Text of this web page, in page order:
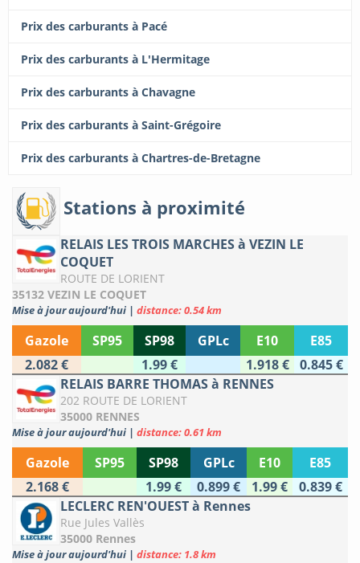
Prix des carburants à Pacé
Prix des carburants à L'Hermitage
Prix des carburants à Chavagne
Prix des carburants à Saint-Grégoire
Prix des carburants à Chartres-de-Bretagne
Stations à proximité
RELAIS LES TROIS MARCHES à VEZIN LE
COQUET
ROUTE DE LORIENT
35132 VEZIN LE COQUET
Mise à jour aujourd'hui | distance: 0.54 km
Gazole SP95 SP98 GPLc E10
E85
2.082 €
1.99 € 1.918 €
0.845 €
RELAIS BARRE THOMAS à RENNES
202 ROUTE DE LORIENT
35000 RENNES
Mise à jour aujourd'hui | distance: 0.61 km
Gazole SP95 SP98 GPLc E10
E85
2.168 €
1.99 € 0.899 € 1.99 €
0.839 €
LECLERC REN'OUEST à Rennes
Rue Jules Vallès
35000 Rennes
Mise à jour aujourd'hui | distance: 1.8 km